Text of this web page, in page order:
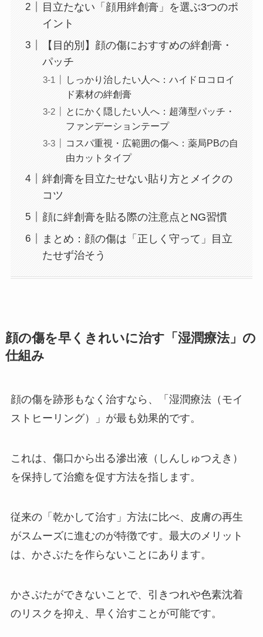
目立たない「顔用絆創膏」を選ぶ3つのポ
イント
【目的別】顔の傷におすすめの絆創膏・
パッチ
しっかり治したい人へ：ハイドロコロイ
ド素材の絆創膏
とにかく隠したい人へ：超薄型パッチ・
ファンデーションテープ
コスパ重視・広範囲の傷へ：薬局PBの自
由カットタイプ
絆創膏を目立たせない貼り方とメイクの
コツ
顔に絆創膏を貼る際の注意点とNG習慣
まとめ：顔の傷は「正しく守って」目立
たせず治そう
顔の傷を早くきれいに治す「湿潤療法」の
仕組み
顔の傷を跡形もなく治すなら、「湿潤療法（モイ
ストヒーリング）」が最も効果的です。
これは、傷口から出る滲出液（しんしゅつえき）
を保持して治癒を促す方法を指します。
従来の「乾かして治す」方法に比べ、皮膚の再生
がスムーズに進むのが特徴です。最大のメリット
は、かさぶたを作らないことにあります。
かさぶたができないことで、引きつれや色素沈着
のリスクを抑え、早く治すことが可能です。